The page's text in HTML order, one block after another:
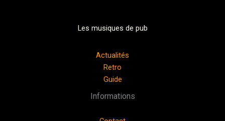
Les musiques de pub
Actualités
Retro
Guide
Informations